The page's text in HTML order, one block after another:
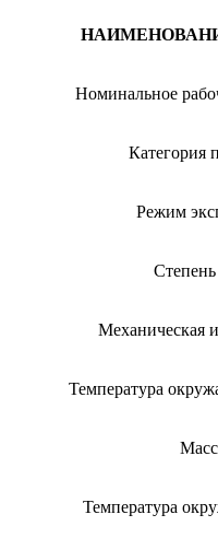
Номинальное
Категория
Режим
Механическая
Температура
Температура